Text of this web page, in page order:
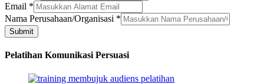
Email *
Nama Perusahaan/Organisasi *
Submit
Pelatihan Komunikasi Persuasi